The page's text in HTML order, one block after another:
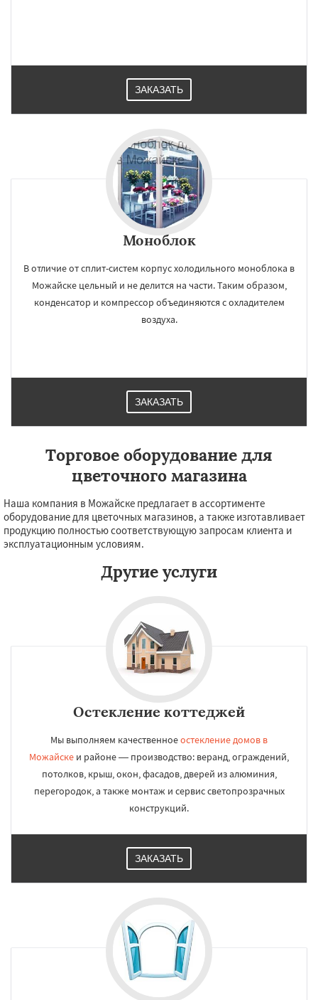
Работаем по
Наро-Фоминск Ногинск
Орехово-Зуево
Протвино Пушкино Пущино Раменское
Рузф
Сергиев Посад
Серпухов Солнечногорск Купавна
Ступино Талдом Фрязино
Химки
Чехов Шатура
ЗАКАЗАТЬ
Моноблок
В отличие от сплит-систем корпус холодильного моноблока в
Можайске цельный и не делится на части. Таким образом,
конденсатор и компрессор объединяются с охладителем
воздуха.
ЗАКАЗАТЬ
Торговое оборудование для
цветочного магазина
Наша компания в Можайске предлагает в ассортименте
оборудование для цветочных магазинов, а также изготавливает
продукцию полностью соответствующую запросам клиента и
эксплуатационным условиям.
Другие услуги
Остекление коттеджей
Мы выполняем качественноеостекление домов в
Можайске и районе — производство: веранд, ограждений,
потолков, крыш, окон, фасадов, дверей из алюминия,
перегородок, а также монтаж и сервис светопрозрачных
конструкций.
ЗАКАЗАТЬ
УЗНАТЬ ПОДРОБНЕЕ
Даю согласие на обработку персональных данных